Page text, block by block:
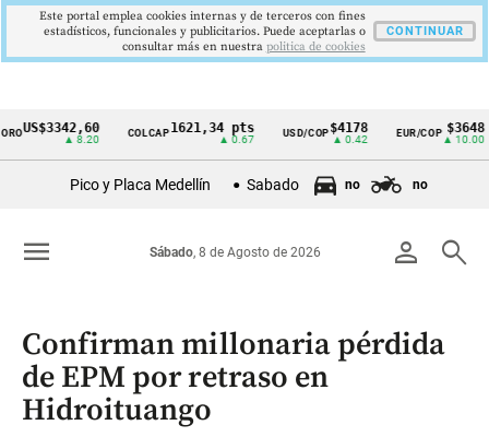
Cintillo
Colombia
COLCAP1621,34 pts USD/COP$4178
▲ 0.42
EUR/COP $3648
▲ 10.00
Pico y Placa Medellín Sabado no no
person search
Sábado, 8 de Agosto de 2026
menu
Confirman millonaria pérdida
de EPM por retraso en
Hidroituango
Este portal emplea cookies internas y de terceros con fines
estadísticos, funcionales y publicitarios. Puede aceptarlas o
consultar más en nuestra politica de cookies
CONTINUAR